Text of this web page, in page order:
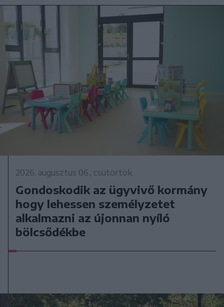
2026. augusztus 06., csütörtök
Gondoskodik az ügyvivő kormány
hogy lehessen személyzetet
alkalmazni az újonnan nyíló
bölcsődékbe